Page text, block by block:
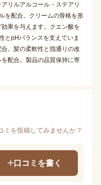
リルアルコール・ステアリ
を配合。クリームの骨格を形
果を与えます。クエン酸を
とpHバランスを支えていま
。髪の柔軟性と指通りの改
配合。製品の品質保持に寄
ミを投稿してみませんか？
口コミを書く